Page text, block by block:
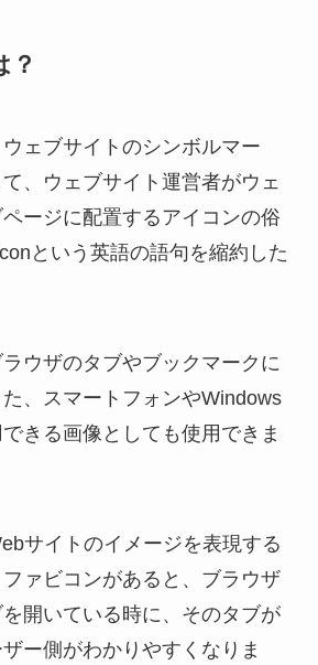
？
ェブサイトのシンボルマー
、ウェブサイト運営者がウェ
ージに配置するアイコンの俗
という英語の語句を縮約した
ウザのタブやブックマークに
、スマートフォンやWindows
きる画像としても使用できま
サイトのイメージを表現する
ァビコンがあると、ブラウザ
開いている時に、そのタブが
ー側がわかりやすくなりま